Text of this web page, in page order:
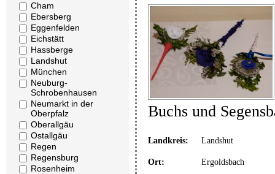
Cham
Ebersberg
Eggenfelden
Eichstätt
Hassberge
Landshut
München
Neuburg-
Schrobenhausen
Neumarkt in der
Oberpfalz
Oberallgäu
Ostallgäu
Regen
Regensburg
Rosenheim
Buchs und
Landkreis: Landshut
Ort: Ergoldsbach